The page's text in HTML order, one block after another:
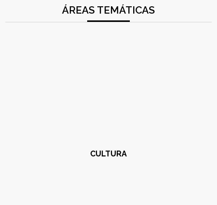
ÁREAS TEMÁTICAS
CULTURA